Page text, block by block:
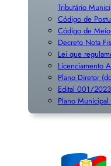
Tributário
Código de
Código de
Decreto Nota
Lei que
Licenciamento
Plano Diretor
Edital 001/
Plano